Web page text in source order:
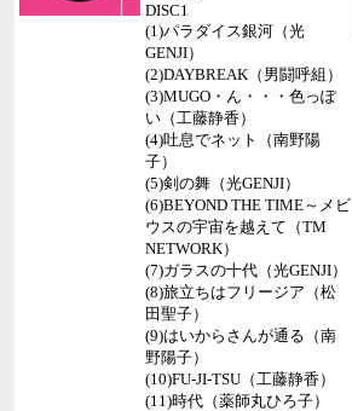
DISC1
(1)パラダイス銀河（光
GENJI）
(2)DAYBREAK（男闘呼組）
(3)MUGO・ん・・・色っぽ
い（工藤静香）
(4)吐息でネット（南野陽
子）
(5)剣の舞（光GENJI）
(6)BEYOND THE TIME～メビ
ウスの宇宙を越えて（TM
NETWORK）
(7)ガラスの十代（光GENJI）
(8)旅立ちはフリージア（松
田聖子）
(9)はいからさんが通る（南
野陽子）
(10)FU-JI-TSU（工藤静香）
(11)時代（薬師丸ひろ子）